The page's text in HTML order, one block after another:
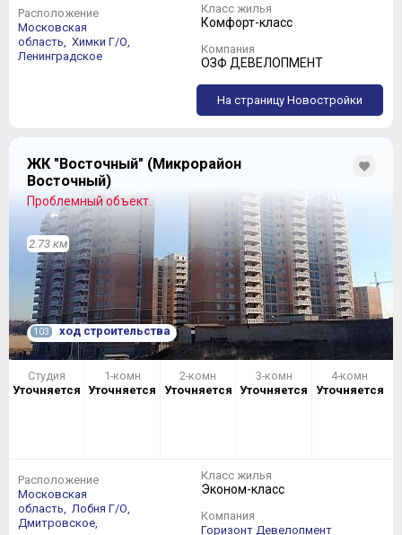
Расположение
Московская
область,
Химки Г/О,
Ленинградское
Класс жилья
Комфорт-класс
Компания
ОЗФ ДЕВЕЛОПМЕНТ
На страницу Новостройки
ЖК "Восточный" (Микрорайон
Восточный)
Проблемный объект.
2.73 км
103 ход строительства
Студия
Уточняется
1-комн
Уточняется
2-комн
Уточняется
3-комн
Уточняется
4-комн
Уточняется
Расположение
Московская
область,
Лобня Г/О,
Дмитровское,
Класс жилья
Эконом-класс
Компания
Горизонт Девелопмент